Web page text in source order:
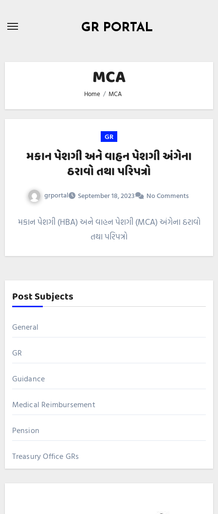
content
GR PORTAL
MCA
Home MCA
GR
મકાન પેશગી અને વાહન પેશગી અંગેના
ઠરાવો તથા પરિપત્રો
grportal September 18, 2023 No Comments
મકાન પેશગી (HBA) અને વાહન પેશગી (MCA) અંગેના ઠરાવો
તથા પરિપત્રો
Post Subjects
General
GR
Guidance
Medical Reimbursement
Pension
Treasury Office GRs